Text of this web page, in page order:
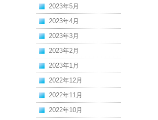
2023年5月
2023年4月
2023年3月
2023年2月
2023年1月
2022年12月
2022年11月
2022年10月